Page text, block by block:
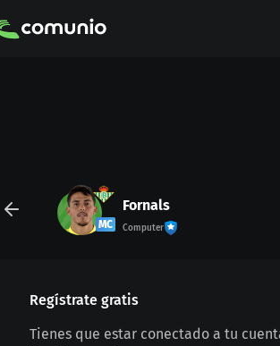
MC
Fornals
Computer
Regístrate gratis
Tienes que estar conectado a tu